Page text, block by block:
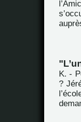
K. -
?